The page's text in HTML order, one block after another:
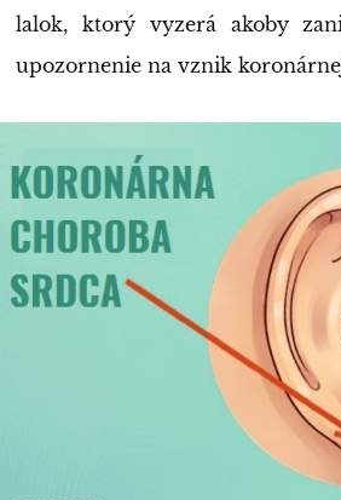
lalok, ktorý vyzerá akoby
upozornenie na vznik